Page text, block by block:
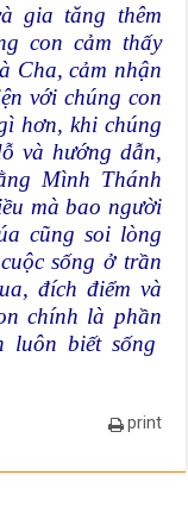
gia tăng thêm
con cảm thấy
Cha, cảm nhận
với chúng con
hơn, khi chúng
và hướng dẫn,
Mình Thánh
mà bao người
cũng soi lòng
sống ở trần
đích điểm và
chính là phần
luôn biết sống
print